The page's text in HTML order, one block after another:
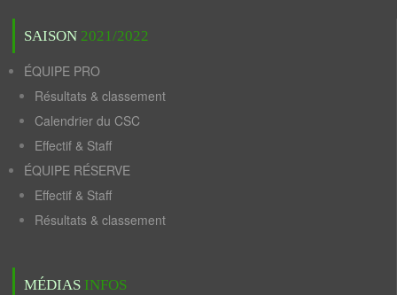
SAISON 2021/2022
ÉQUIPE PRO
Résultats & classement
Calendrier du CSC
Effectif & Staff
ÉQUIPE RÉSERVE
Effectif & Staff
Résultats & classement
MÉDIAS INFOS